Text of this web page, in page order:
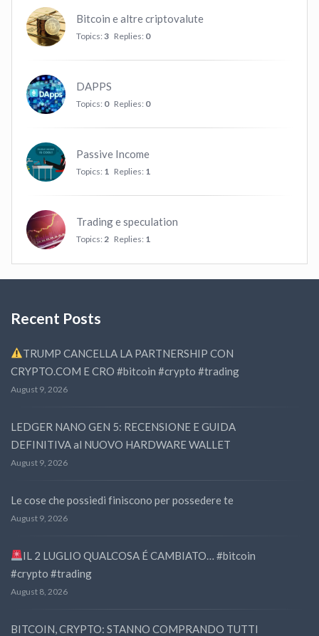
Bitcoin e altre criptovalute
Topics: 3 Replies: 0
DAPPS
Topics: 0 Replies: 0
Passive Income
Topics: 1 Replies: 1
Trading e speculation
Topics: 2 Replies: 1
Recent Posts
TRUMP CANCELLA LA PARTNERSHIP CON
CRYPTO.COM E CRO #bitcoin #crypto #trading
August 9, 2026
LEDGER NANO GEN 5: RECENSIONE E GUIDA
DEFINITIVA al NUOVO HARDWARE WALLET
August 9, 2026
Le cose che possiedi finiscono per possedere te
August 9, 2026
IL 2 LUGLIO QUALCOSA É CAMBIATO… #bitcoin
#crypto #trading
August 8, 2026
BITCOIN, CRYPTO: STANNO COMPRANDO TUTTI